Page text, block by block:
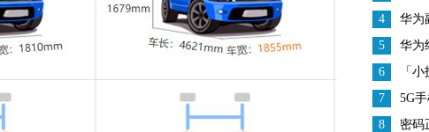
14年
4
华为
然是
5
华为
总
6
「
续
7
5G
卖，
8
密码